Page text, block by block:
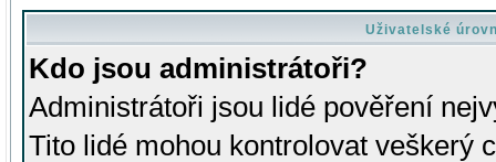
Uživatelské
Kdo jsou administrátoři?
Administrátoři jsou lidé pověření
Tito lidé mohou kontrolovat veškerý